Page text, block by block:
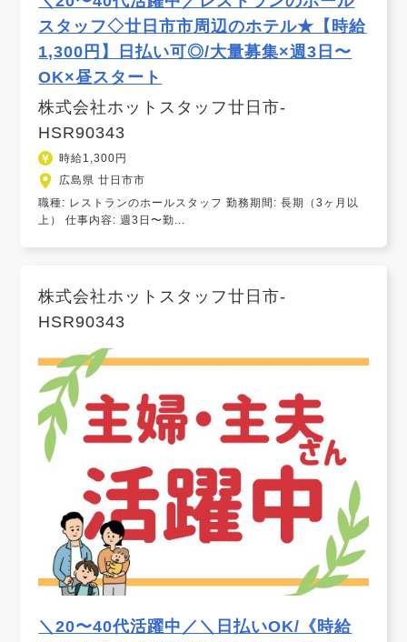
スタッフ◇廿日市市周辺のホテル★【時給
1,300円】日払い可◎/大量募集×週3日〜
OK×昼スタート
株式会社ホットスタッフ廿日市-
HSR90343
時給1,300円
広島県 廿日市市
職種: レストランのホールスタッフ 勤務期間: 長期（3ヶ月以
上） 仕事内容: 週3日〜勤...
株式会社ホットスタッフ廿日市-
HSR90343
＼20〜40代活躍中／＼日払いOK/《時給